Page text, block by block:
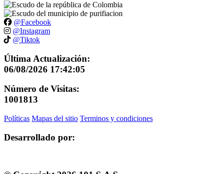
@Facebook
@Instagram
@Tiktok
Última Actualización:
06/08/2026 17:42:05
Número de Visitas:
1001813
Políticas Mapas del sitio Terminos y condiciones
Desarrollado por: